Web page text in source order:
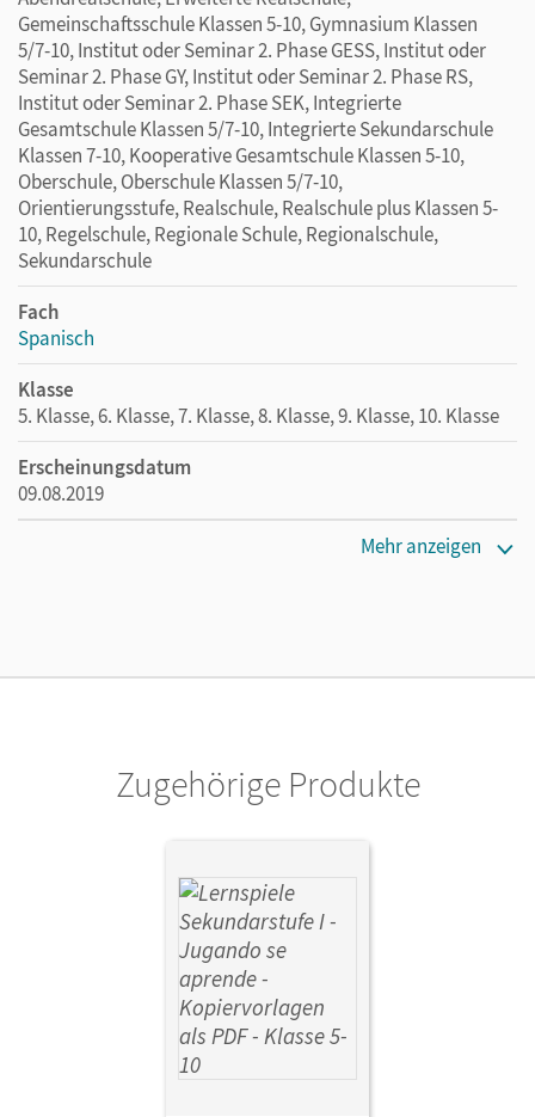
Gemeinschaftsschule Klassen 5-10, Gymnasium Klassen
5/7-10, Institut oder Seminar 2. Phase GESS, Institut oder
Seminar 2. Phase GY, Institut oder Seminar 2. Phase RS,
Institut oder Seminar 2. Phase SEK, Integrierte
Gesamtschule Klassen 5/7-10, Integrierte Sekundarschule
Klassen 7-10, Kooperative Gesamtschule Klassen 5-10,
Oberschule, Oberschule Klassen 5/7-10,
Orientierungsstufe, Realschule, Realschule plus Klassen 5-
10, Regelschule, Regionale Schule, Regionalschule,
Sekundarschule
Fach
Spanisch
Klasse
5. Klasse, 6. Klasse, 7. Klasse, 8. Klasse, 9. Klasse, 10. Klasse
Erscheinungsdatum
09.08.2019
Mehr anzeigen
Zugehörige Produkte